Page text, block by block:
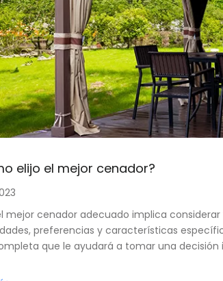
elijo el mejor cenador?
mejor cenador adecuado implica
preferencias y características
que le ayudará a tomar una decisión